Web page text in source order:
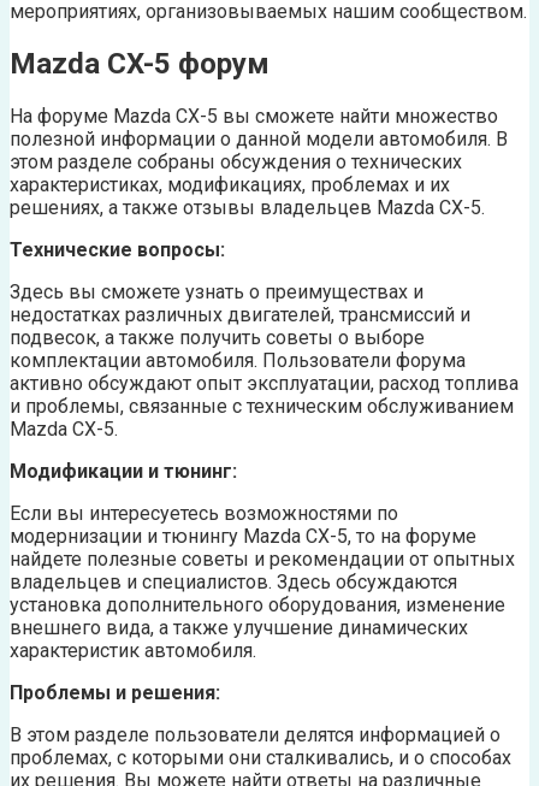
мероприятиях, организовываемых нашим сообществом.
Mazda CX-5 форум
На форуме Mazda CX-5 вы сможете найти множество
полезной информации о данной модели автомобиля. В
этом разделе собраны обсуждения о технических
характеристиках, модификациях, проблемах и их
решениях, а также отзывы владельцев Mazda CX-5.
Технические вопросы:
Здесь вы сможете узнать о преимуществах и
недостатках различных двигателей, трансмиссий и
подвесок, а также получить советы о выборе
комплектации автомобиля. Пользователи форума
активно обсуждают опыт эксплуатации, расход топлива
и проблемы, связанные с техническим обслуживанием
Mazda CX-5.
Модификации и тюнинг:
Если вы интересуетесь возможностями по
модернизации и тюнингу Mazda CX-5, то на форуме
найдете полезные советы и рекомендации от опытных
владельцев и специалистов. Здесь обсуждаются
установка дополнительного оборудования, изменение
внешнего вида, а также улучшение динамических
характеристик автомобиля.
Проблемы и решения:
В этом разделе пользователи делятся информацией о
проблемах, с которыми они сталкивались, и о способах
их решения. Вы можете найти ответы на различные